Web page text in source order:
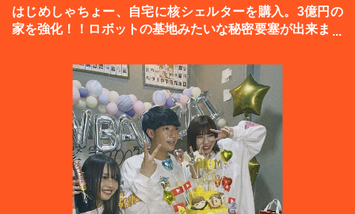
はじめしゃちょー、自宅に核シェルターを購入。3億円の
家を強化！！ロボットの基地みたいな秘密要塞が出来まし